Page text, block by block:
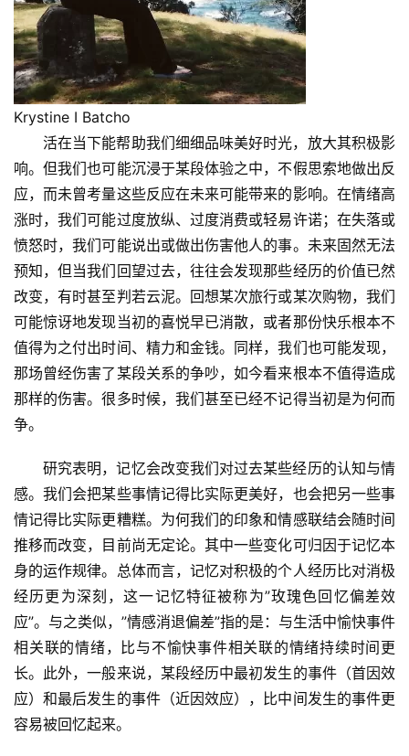
Krystine I Batcho
活在当下能帮助我们细细品味美好时光，放大其积极影
响。但我们也可能沉浸于某段体验之中，不假思索地做出反
应，而未曾考量这些反应在未来可能带来的影响。在情绪高
涨时，我们可能过度放纵、过度消费或轻易许诺；在失落或
愤怒时，我们可能说出或做出伤害他人的事。未来固然无法
预知，但当我们回望过去，往往会发现那些经历的价值已然
改变，有时甚至判若云泥。回想某次旅行或某次购物，我们
可能惊讶地发现当初的喜悦早已消散，或者那份快乐根本不
值得为之付出时间、精力和金钱。同样，我们也可能发现，
那场曾经伤害了某段关系的争吵，如今看来根本不值得造成
那样的伤害。很多时候，我们甚至已经不记得当初是为何而
争。
研究表明，记忆会改变我们对过去某些经历的认知与情
感。我们会把某些事情记得比实际更美好，也会把另一些事
情记得比实际更糟糕。为何我们的印象和情感联结会随时间
推移而改变，目前尚无定论。其中一些变化可归因于记忆本
身的运作规律。总体而言，记忆对积极的个人经历比对消极
经历更为深刻，这一记忆特征被称为”玫瑰色回忆偏差效
应”。与之类似，”情感消退偏差”指的是：与生活中愉快事件
相关联的情绪，比与不愉快事件相关联的情绪持续时间更
长。此外，一般来说，某段经历中最初发生的事件（首因效
应）和最后发生的事件（近因效应），比中间发生的事件更
容易被回忆起来。